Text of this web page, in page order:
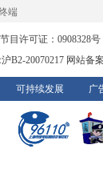
端
目许可证：0908328
B2-20070217 网站备
可持续发展 广